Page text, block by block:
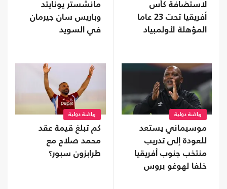
لاستضافة كأس
أفريقيا تحت 23 عاما
المؤهلة لأولمبياد
مانشستر يونايتد
وباريس سان جيرمان
في السويد
رياضة دولية
موسيماني يستعد
للعودة إلى تدريب
منتخب جنوب أفريقيا
خلفا لهوغو بروس
رياضة دولية
كم تبلغ قيمة عقد
محمد صلاح مع
طرابزون سبور؟